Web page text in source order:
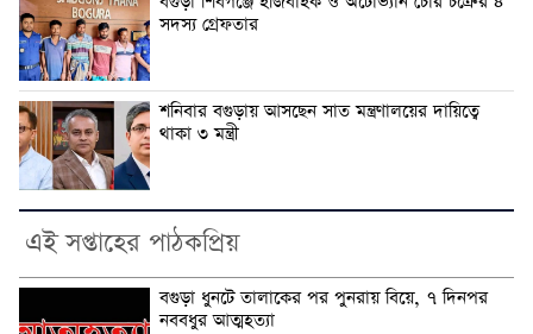
সদস্য গ্রেফতার
শনিবার বগুড়ায় আসছেন সাত মন্ত্রণালয়ের দায়িত্বে
থাকা ৩ মন্ত্রী
এই সপ্তাহের পাঠকপ্রিয়
বগুড়া ধুনটে তালাকের পর পুনরায় বিয়ে, ৭ দিনপর
নববধুর আত্মহত্যা